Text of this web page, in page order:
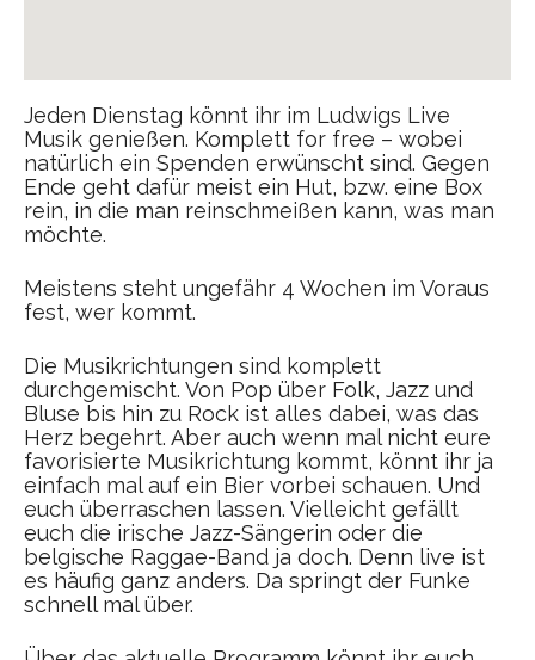
Jeden Dienstag könnt ihr im Ludwigs Live
Musik genießen. Komplett for free – wobei
natürlich ein Spenden erwünscht sind. Gegen
Ende geht dafür meist ein Hut, bzw. eine Box
rein, in die man reinschmeißen kann, was man
möchte.
Meistens steht ungefähr 4 Wochen im Voraus
fest, wer kommt.
Die Musikrichtungen sind komplett
durchgemischt. Von Pop über Folk, Jazz und
Bluse bis hin zu Rock ist alles dabei, was das
Herz begehrt. Aber auch wenn mal nicht eure
favorisierte Musikrichtung kommt, könnt ihr ja
einfach mal auf ein Bier vorbei schauen. Und
euch überraschen lassen. Vielleicht gefällt
euch die irische Jazz-Sängerin oder die
belgische Raggae-Band ja doch. Denn live ist
es häufig ganz anders. Da springt der Funke
schnell mal über.